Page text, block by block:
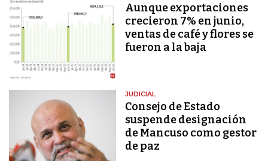
Aunque exportaciones
crecieron 7% en junio,
ventas de café y flores se
fueron a la baja
JUDICIAL
Consejo de Estado
suspende designación
de Mancuso como gestor
de paz